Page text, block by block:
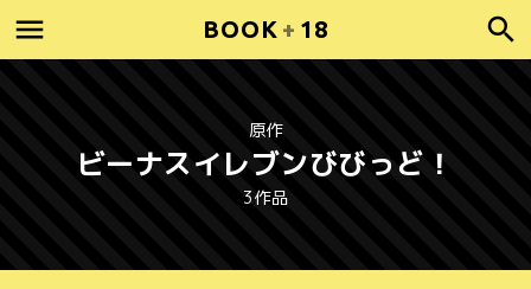
BOOK + 18
原作
ビーナスイレブンびびっど！
3作品